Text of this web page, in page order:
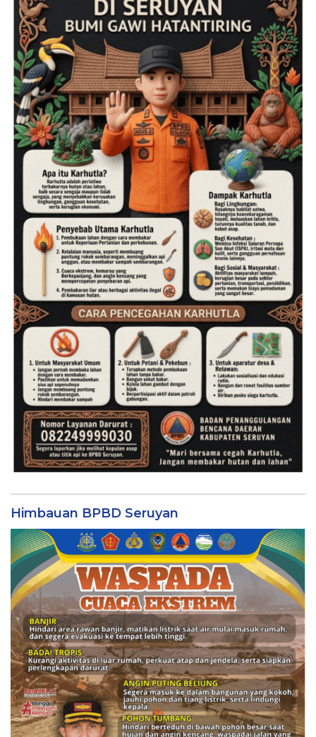
Himbauan BPBD Seruyan